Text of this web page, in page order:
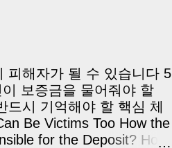
day…...
피해자가 될 수 있습니다 5
보증금을 물어줘야 할
시 기억해야 할 핵심 체
Be Victims Too How the
for the Deposit? How